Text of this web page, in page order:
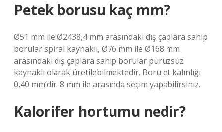
Petek borusu kaç mm?
Ø51 mm ile Ø2438,4 mm arasındaki dış çaplara sahip
borular spiral kaynaklı, Ø76 mm ile Ø168 mm
arasındaki dış çaplara sahip borular pürüzsüz
kaynaklı olarak üretilebilmektedir. Boru et kalınlığı
0,40 mm’dir. 8 mm ile arasında seçim yapabilirsiniz.
Kalorifer hortumu nedir?